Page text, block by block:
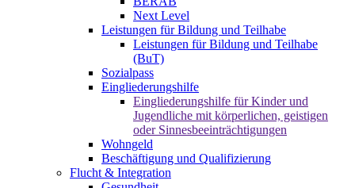
Next Level
Leistungen für Bildung und Teilhabe
Leistungen für Bildung und Teilhabe
(BuT)
Sozialpass
Eingliederungshilfe
Eingliederungshilfe für Kinder und
Jugendliche mit körperlichen, geistigen
oder Sinnesbeeinträchtigungen
Wohngeld
Beschäftigung und Qualifizierung
Flucht & Integration